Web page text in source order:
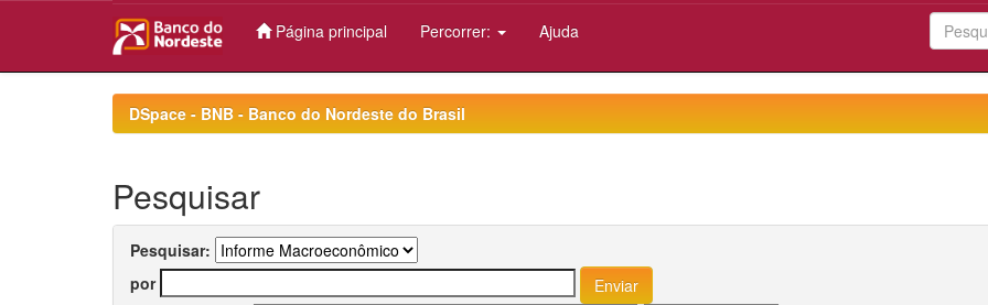
Página principal Percorrer: Ajuda
DSpace - BNB - Banco do Nordeste do Brasil
Pesquisar
Pesquisar:
por